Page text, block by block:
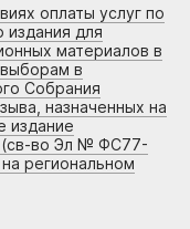
оплаты услуг по
для
материалов в
в
Собрания
назначенных на
издание
(св-во Эл № ФС77-
региональном